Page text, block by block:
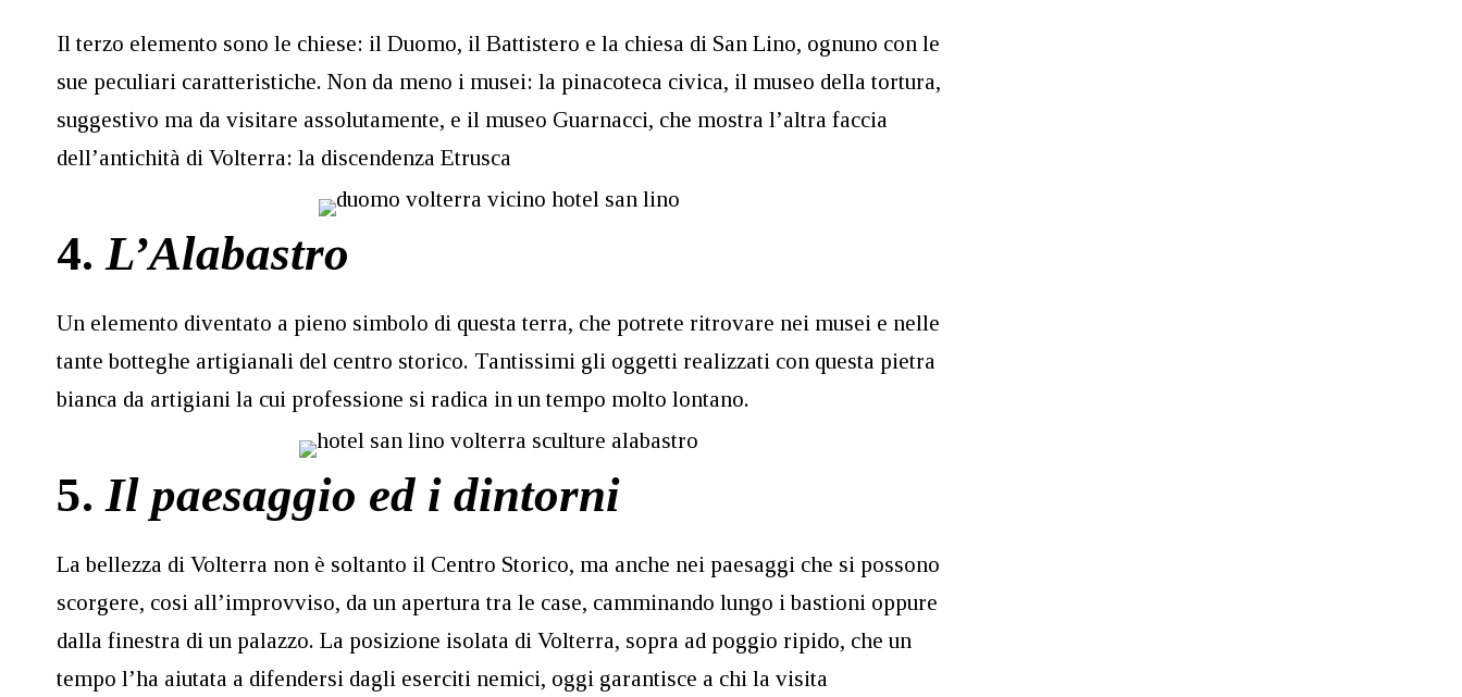
Il terzo elemento sono le chiese: il Duomo, il Battistero e la chiesa di San Lino, ognuno con le
sue peculiari caratteristiche. Non da meno i musei: la pinacoteca civica, il museo della tortura,
suggestivo ma da visitare assolutamente, e il museo Guarnacci, che mostra l’altra faccia
dell’antichità di Volterra: la discendenza Etrusca
4. L’Alabastro
Un elemento diventato a pieno simbolo di questa terra, che potrete ritrovare nei musei e nelle
tante botteghe artigianali del centro storico. Tantissimi gli oggetti realizzati con questa pietra
bianca da artigiani la cui professione si radica in un tempo molto lontano.
5.Il paesaggio ed i dintorni
La bellezza di Volterra non è soltanto il Centro Storico, ma anche nei paesaggi che si possono
scorgere, cosi all’improvviso, da un apertura tra le case, camminando lungo i bastioni oppure
dalla finestra di un palazzo. La posizione isolata di Volterra, sopra ad poggio ripido, che un
tempo l’ha aiutata a difendersi dagli eserciti nemici, oggi garantisce a chi la visita